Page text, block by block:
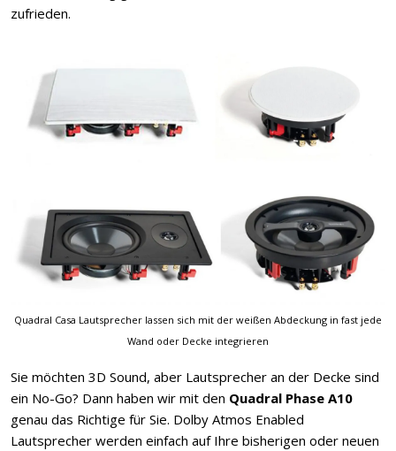
zufrieden.
Quadral Casa Lautsprecher lassen sich mit der weißen Abdeckung in fast jede
Wand oder Decke integrieren
Sie möchten 3D Sound, aber Lautsprecher an der Decke sind
ein No-Go? Dann haben wir mit den Quadral Phase A10
genau das Richtige für Sie. Dolby Atmos Enabled
Lautsprecher werden einfach auf Ihre bisherigen oder neuen